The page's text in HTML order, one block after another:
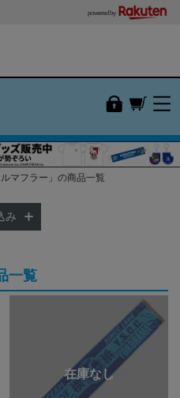
powered by
ルマフラー」の商品一覧
み
一覧